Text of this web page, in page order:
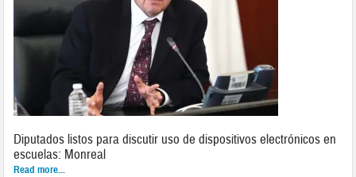
Diputados listos para discutir uso de dispositivos electrónicos en
escuelas: Monreal
Read more...